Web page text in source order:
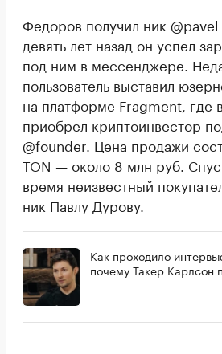
Федоров получил ник
девять лет назад он успел
под ним в мессенджере.
пользователь выставил
на платформе Fragment, где
приобрел криптоинвестор
@founder. Цена продажи
TON — около 8 млн руб.
время неизвестный
ник Павлу Дурову.
Как проходило
почему Такер Карлсон